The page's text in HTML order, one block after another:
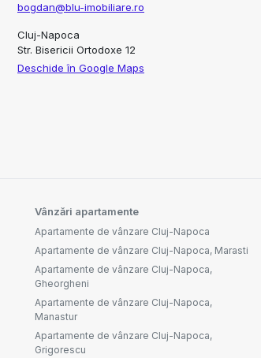
bogdan@blu-imobiliare.ro
Cluj-Napoca
Str. Bisericii Ortodoxe 12
Deschide în Google Maps
Vânzări apartamente
Apartamente de vânzare Cluj-Napoca
Apartamente de vânzare Cluj-Napoca, Marasti
Apartamente de vânzare Cluj-Napoca,
Gheorgheni
Apartamente de vânzare Cluj-Napoca,
Manastur
Apartamente de vânzare Cluj-Napoca,
Grigorescu